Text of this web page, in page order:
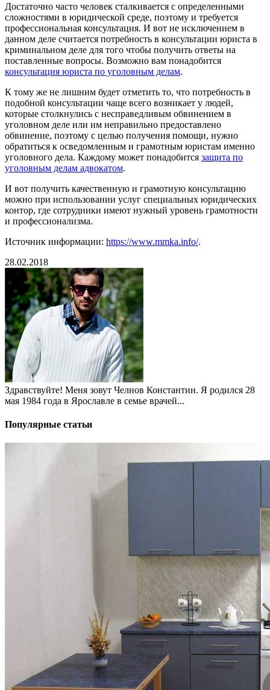
Достаточно часто человек сталкивается с определенными
сложностями в юридической среде, поэтому и требуется
профессиональная консультация. И вот не исключением в
данном деле считается потребность в консультации юриста в
криминальном деле для того чтобы получить ответы на
поставленные вопросы. Возможно вам понадобится
консультация юриста по уголовным делам.
К тому же не лишним будет отметить то, что потребность в
подобной консультации чаще всего возникает у людей,
которые столкнулись с несправедливым обвинением в
уголовном деле или им неправильно предоставлено
обвинение, поэтому с целью получения помощи, нужно
обратиться к осведомленным и грамотным юристам именно
уголовного дела. Каждому может понадобится защита по
уголовным делам адвокатом.
И вот получить качественную и грамотную консультацию
можно при использовании услуг специальных юридических
контор, где сотрудники имеют нужный уровень грамотности
и профессионализма.
Источник информации: https://www.mmka.info/.
28.02.2018
Здравствуйте! Меня зовут Челнов Константин. Я родился 28
мая 1984 года в Ярославле в семье врачей...
Популярные статьи